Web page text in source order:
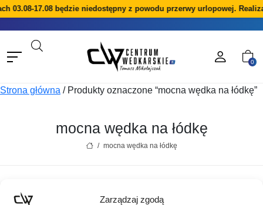
Zarządzaj zgodą
03.08-17.08 będzie niedostępny z powodu przerwy urlopowej.
0
Strona główna /Produkty oznaczone “mocna wędka na łódkę”
mocna wędka na łódkę
/ mocna wędka na łódkę